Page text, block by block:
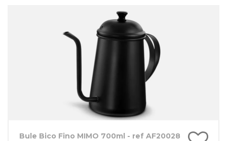
Bule Bico Fino MIMO 700ml - ref AF20028